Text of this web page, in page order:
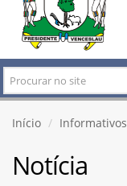
Início Informativos
Notícia